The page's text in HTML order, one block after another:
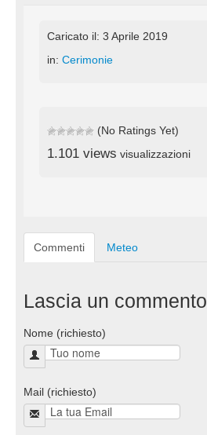
Caricato il: 3 Aprile 2019
in: Cerimonie
(No Ratings Yet)
1.101 views visualizzazioni
Commenti Meteo
Lascia un commento
Nome (richiesto)
Mail (richiesto)